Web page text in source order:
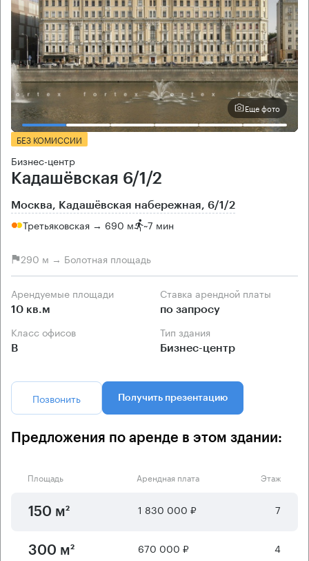
Еще фото
БЕЗ КОМИССИИ
Бизнес-центр
Кадашёвская 6/1/2
Москва, Кадашёвская набережная, 6/1/2
Третьяковская → 690 м ~7 мин
290 м → Болотная площадь
Арендуемые площади
10 кв.м
Ставка арендной платы
по запросу
Класс офисов
B
Тип здания
Бизнес-центр
Позвонить Получить презентацию
Предложения по аренде в этом здании:
Площадь Арендная плата Этаж
150 м² 1 830 000 ₽ 7
300 м² 670 000 ₽ 4